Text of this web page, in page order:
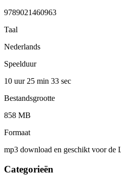
9789021460963
Taal
Nederlands
Speelduur
10 uur 25 min 33 sec
Bestandsgrootte
858 MB
Formaat
mp3 download en geschikt voor de
Categorieën